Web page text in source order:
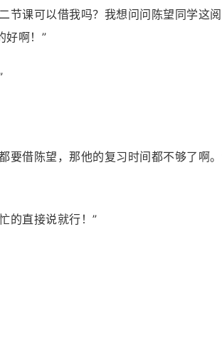
节课可以借我吗？我想问问陈望同学这
好啊！”
要借陈望，那他的复习时间都不够了啊
的直接说就行！”